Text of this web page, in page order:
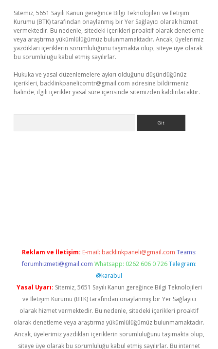
Sitemiz, 5651 Sayılı Kanun gereğince Bilgi Teknolojileri ve İletişim
Kurumu (BTK) tarafından onaylanmış bir Yer Sağlayıcı olarak hizmet
vermektedir. Bu nedenle, sitedeki içerikleri proaktif olarak denetleme
veya araştırma yükümlülüğümüz bulunmamaktadır. Ancak, üyelerimiz
yazdıkları içeriklerin sorumluluğunu taşımakta olup, siteye üye olarak
bu sorumluluğu kabul etmiş sayılırlar.
Hukuka ve yasal düzenlemelere aykırı olduğunu düşündüğünüz
içerikleri, backlinkpanelicomtr@gmail.com adresine bildirmeniz
halinde, ilgili içerikler yasal süre içerisinde sitemizden kaldırılacaktır.
Reklam ve İletişim: E-mail: backlinkpaneli@gmail.com Teams:
forumhizmeti@gmail.com Whatsapp: 0262 606 0 726 Telegram:
@karabul
Yasal Uyarı: Sitemiz, 5651 Sayılı Kanun gereğince Bilgi Teknolojileri
ve İletişim Kurumu (BTK) tarafından onaylanmış bir Yer Sağlayıcı
olarak hizmet vermektedir. Bu nedenle, sitedeki içerikleri proaktif
olarak denetleme veya araştırma yükümlülüğümüz bulunmamaktadır.
Ancak, üyelerimiz yazdıkları içeriklerin sorumluluğunu taşımakta olup,
siteye üye olarak bu sorumluluğu kabul etmiş sayılırlar. Bu internet